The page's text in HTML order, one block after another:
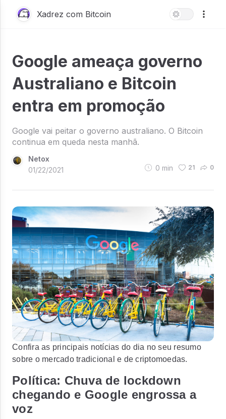
Xadrez com Bitcoin
Google ameaça governo
Australiano e Bitcoin
entra em promoção
Google vai peitar o governo australiano. O Bitcoin
continua em queda nesta manhã.
Netox
01/22/2021
0 min 21 0
Confira as principais notícias do dia no seu resumo
sobre o mercado tradicional e de criptomoedas.
Política: Chuva de lockdown
chegando e Google engrossa a
voz